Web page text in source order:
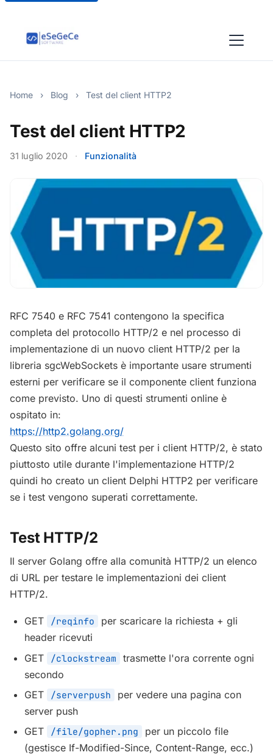
Home › Blog › Test del client HTTP2
Test del client HTTP2
31 luglio 2020 · Funzionalità
RFC 7540 e RFC 7541 contengono la specifica
completa del protocollo HTTP/2 e nel processo di
implementazione di un nuovo client HTTP/2 per la
libreria sgcWebSockets è importante usare strumenti
esterni per verificare se il componente client funziona
come previsto. Uno di questi strumenti online è
ospitato in:
https://http2.golang.org/
Questo sito offre alcuni test per i client HTTP/2, è stato
piuttosto utile durante l'implementazione HTTP/2
quindi ho creato un client Delphi HTTP2 per verificare
se i test vengono superati correttamente.
Test HTTP/2
Il server Golang offre alla comunità HTTP/2 un elenco
di URL per testare le implementazioni dei client
HTTP/2.
GET /reqinfo
per scaricare la richiesta + gli
header ricevuti
GET
/clockstream
trasmette l'ora corrente ogni
secondo
GET
/serverpush
per vedere una pagina con
server push
GET
/file/gopher.png
per un piccolo file
(gestisce If-Modified-Since, Content-Range, ecc.)